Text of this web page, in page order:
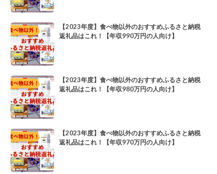
【2023年度】食べ物以外のおすすめふるさと納税
返礼品はこれ！【年収990万円の人向け】
【2023年度】食べ物以外のおすすめふるさと納税
返礼品はこれ！【年収980万円の人向け】
【2023年度】食べ物以外のおすすめふるさと納税
返礼品はこれ！【年収970万円の人向け】